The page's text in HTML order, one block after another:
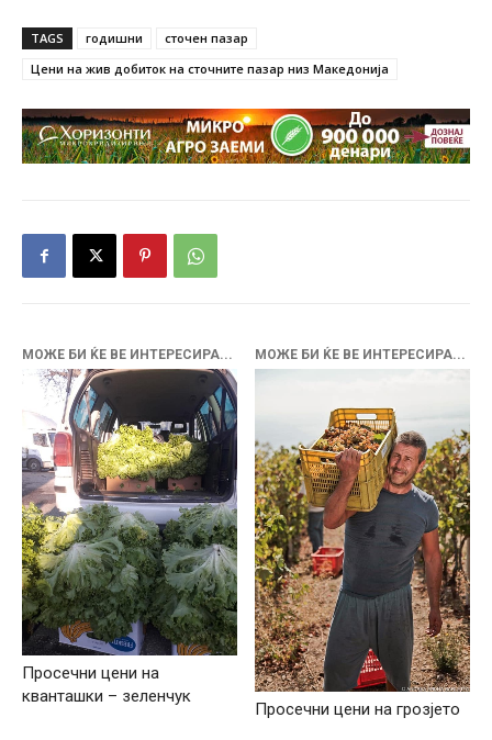
TAGS годишни
сточен пазар
Цени на жив добиток на сточните пазар низ Македонија
МОЖЕ БИ ЌЕ ВЕ ИНТЕРЕСИРА...
Просечни цени на
кванташки – зеленчук
МОЖЕ БИ ЌЕ ВЕ ИНТЕРЕСИРА...
Просечни цени на грозјето